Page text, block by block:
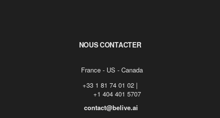
NOUS CONTACTER
  France - US - Canada
+33 1 81 74 01 02 |
       +1 404 401 5707
contact@belive.ai